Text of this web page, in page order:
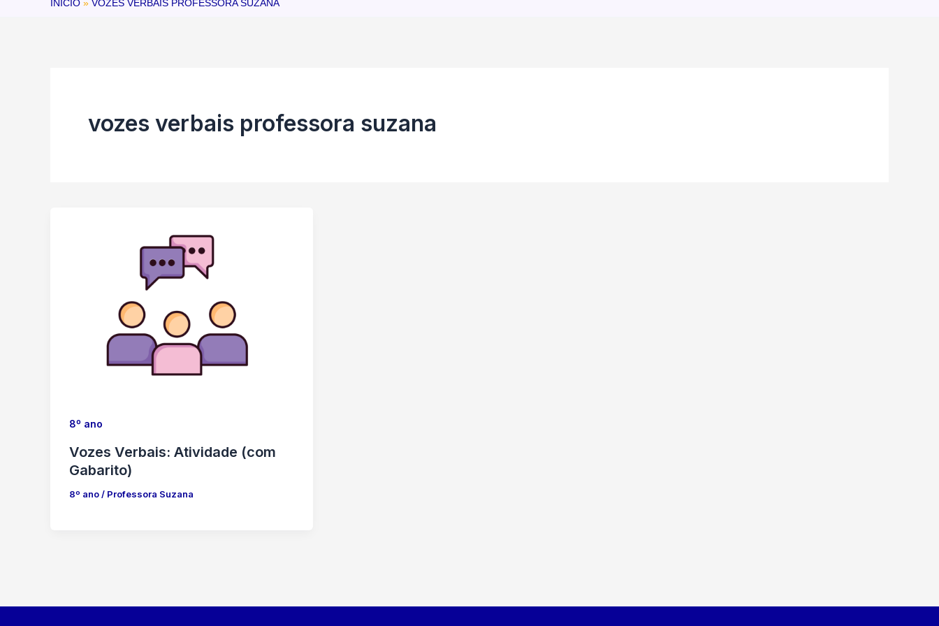
INÍCIO VOZES VERBAIS PROFESSORA SUZANA
vozes verbais professora suzana
8º ano
Vozes Verbais: Atividade (com
Gabarito)
8º ano/ Professora Suzana